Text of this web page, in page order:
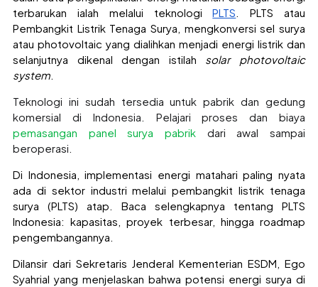
terbarukan ialah melalui teknologiPLTS. PLTS atau
Pembangkit Listrik Tenaga Surya, mengkonversi sel surya
atau photovoltaic yang dialihkan menjadi energi listrik dan
selanjutnya dikenal dengan istilah solar photovoltaic
system.
Teknologi ini sudah tersedia untuk pabrik dan gedung
komersial di Indonesia. Pelajari proses dan biaya
pemasangan panel surya pabrik dari awal sampai
beroperasi.
Di Indonesia, implementasi energi matahari paling nyata
ada di sektor industri melalui pembangkit listrik tenaga
surya (PLTS) atap. Baca selengkapnya tentang PLTS
Indonesia: kapasitas, proyek terbesar, hingga roadmap
pengembangannya.
Dilansir dari Sekretaris Jenderal Kementerian ESDM, Ego
Syahrial yang menjelaskan bahwa potensi energi surya di